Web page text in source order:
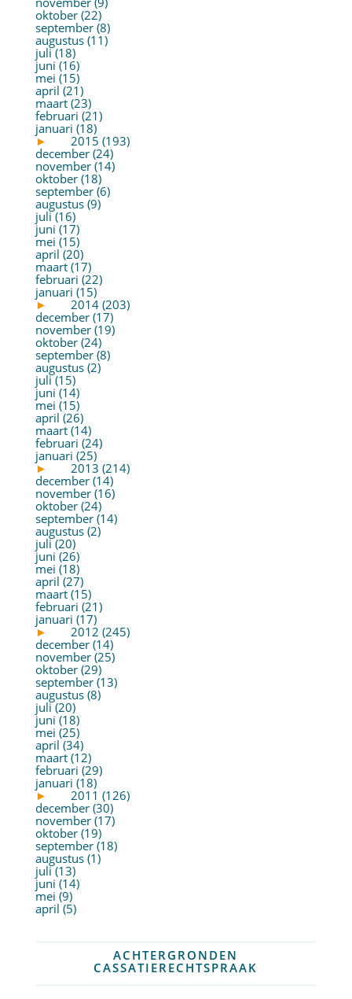
oktober (22)
september (8)
augustus (11)
juli (18)
juni (16)
mei (15)
april (21)
maart (23)
februari (21)
januari (18)
►
2015 (193)
december (24)
november (14)
oktober (18)
september (6)
augustus (9)
juli (16)
juni (17)
mei (15)
april (20)
maart (17)
februari (22)
januari (15)
►
2014 (203)
december (17)
november (19)
oktober (24)
september (8)
augustus (2)
juli (15)
juni (14)
mei (15)
april (26)
maart (14)
februari (24)
januari (25)
►
2013 (214)
december (14)
november (16)
oktober (24)
september (14)
augustus (2)
juli (20)
juni (26)
mei (18)
april (27)
maart (15)
februari (21)
januari (17)
►
2012 (245)
december (14)
november (25)
oktober (29)
september (13)
augustus (8)
juli (20)
juni (18)
mei (25)
april (34)
maart (12)
februari (29)
januari (18)
►
2011 (126)
december (30)
november (17)
oktober (19)
september (18)
augustus (1)
juli (13)
juni (14)
mei (9)
april (5)
ACHTERGRONDEN
CASSATIERECHTSPRAAK